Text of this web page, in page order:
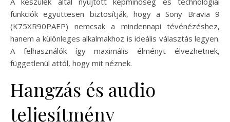
funkciók együttesen biztosítják, hogy a Sony Bravia 9
(K75XR90PAEP) nemcsak a mindennapi tévénézéshez,
hanem a különleges alkalmakhoz is ideális választás legyen.
A felhasználók így maximális élményt élvezhetnek,
függetlenül attól, hogy mit néznek.
Hangzás és audio
teljesítmény